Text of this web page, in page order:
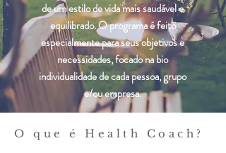
de um estilo de vida mais saudável e
equilibrado. O programa é feito
especialmente para seus objetivos e
necessidades, focado na bio
individualidade de cada pessoa, grupo
e/ou empresa.
O que é Health Coach?